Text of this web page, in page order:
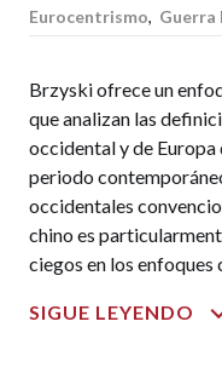
Eurocentrismo, Guerra
Brzyski ofrece un
que analizan las
occidental y de Europa
periodo
occidentales
chino es
ciegos en los
SIGUE LEYENDO